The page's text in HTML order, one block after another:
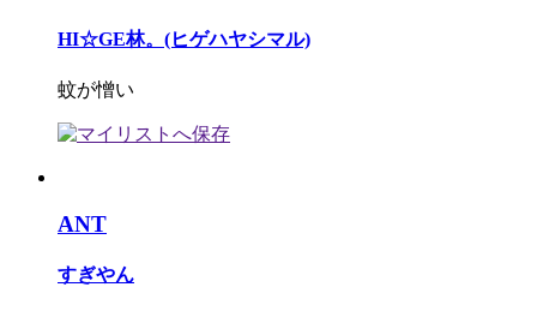
HI☆GE林。(ヒゲハヤシマル)
蚊が憎い
ANT
すぎやん